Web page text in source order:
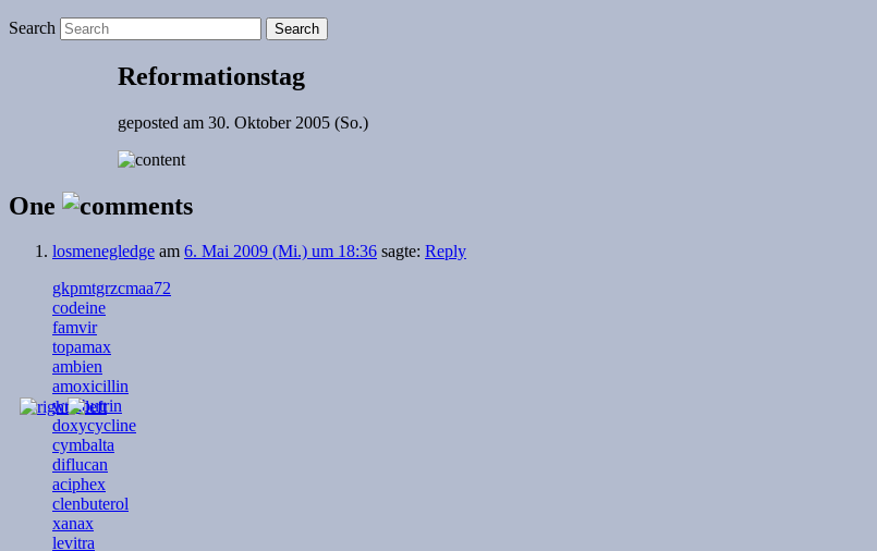
Search
Reformationstag
geposted am 30. Oktober 2005 (So.)
One
losmenegledge am 6. Mai 2009 (Mi.) um 18:36 sagte: Reply
gkpmtgrzcmaa72
codeine
famvir
topamax
ambien
amoxicillin
wellbutrin
doxycycline
cymbalta
diflucan
aciphex
clenbuterol
xanax
levitra